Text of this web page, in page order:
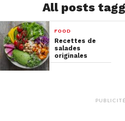
All posts
FOOD
Recettes de
salades
originales
PUBLICITÉ